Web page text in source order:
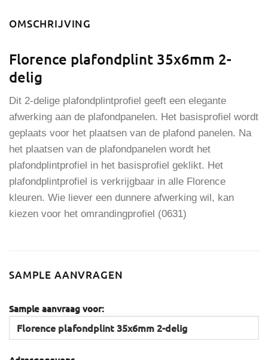
OMSCHRIJVING
Florence plafondplint 35x6mm 2-
delig
Dit 2-delige plafondplintprofiel geeft een elegante
afwerking aan de plafondpanelen. Het basisprofiel wordt
geplaats voor het plaatsen van de plafond panelen. Na
het plaatsen van de plafondpanelen wordt het
plafondplintprofiel in het basisprofiel geklikt. Het
plafondplintprofiel is verkrijgbaar in alle Florence
kleuren. Wie liever een dunnere afwerking wil, kan
kiezen voor het omrandingprofiel (0631)
SAMPLE AANVRAGEN
Sample aanvraag voor: